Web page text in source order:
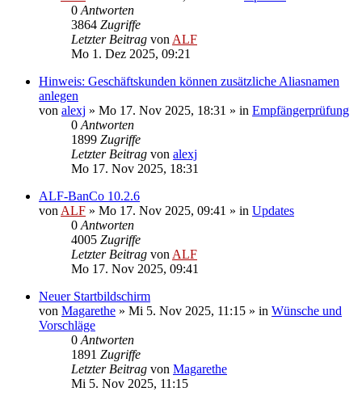
0 Antworten
3864 Zugriffe
Letzter Beitrag von ALF
Mo 1. Dez 2025, 09:21
Hinweis: Geschäftskunden können zusätzliche Aliasnamen
anlegen
von alexj » Mo 17. Nov 2025, 18:31 » in Empfängerprüfung
0 Antworten
1899 Zugriffe
Letzter Beitrag von alexj
Mo 17. Nov 2025, 18:31
ALF-BanCo 10.2.6
von ALF » Mo 17. Nov 2025, 09:41 » in Updates
0 Antworten
4005 Zugriffe
Letzter Beitrag von ALF
Mo 17. Nov 2025, 09:41
Neuer Startbildschirm
von Magarethe » Mi 5. Nov 2025, 11:15 » in Wünsche und
Vorschläge
0 Antworten
1891 Zugriffe
Letzter Beitrag von Magarethe
Mi 5. Nov 2025, 11:15